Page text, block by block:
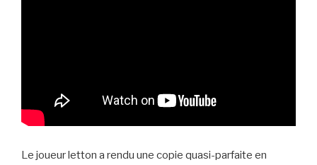
Le joueur letton a rendu une copie quasi-parfaite en